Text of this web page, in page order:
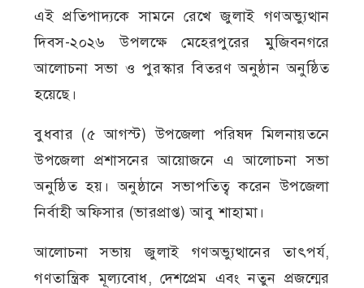
এই প্রতিপাদ্যকে সামনে রেখে জুলাই গণঅভ্যুত্থান
দিবস-২০২৬ উপলক্ষে মেহেরপুরের মুজিবনগরে
আলোচনা সভা ও পুরস্কার বিতরণ অনুষ্ঠান অনুষ্ঠিত
হয়েছে।
বুধবার (৫ আগস্ট) উপজেলা পরিষদ মিলনায়তনে
উপজেলা প্রশাসনের আয়োজনে এ আলোচনা সভা
অনুষ্ঠিত হয়। অনুষ্ঠানে সভাপতিত্ব করেন উপজেলা
নির্বাহী অফিসার (ভারপ্রাপ্ত) আবু শাহামা।
আলোচনা সভায় জুলাই গণঅভ্যুত্থানের তাৎপর্য,
গণতান্ত্রিক মূল্যবোধ, দেশপ্রেম এবং নতুন প্রজন্মের